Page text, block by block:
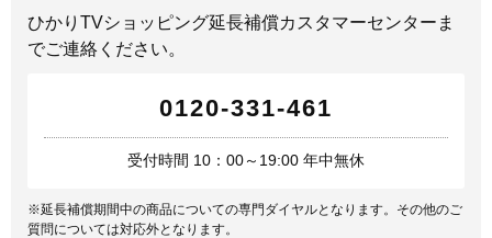
ひかりTVショッピング延長補償カスタマーセンターま
でご連絡ください。
0120-331-461
受付時間 10：00～19:00 年中無休
※延長補償期間中の商品についての専門ダイヤルとなります。その他のご
質問については対応外となります。